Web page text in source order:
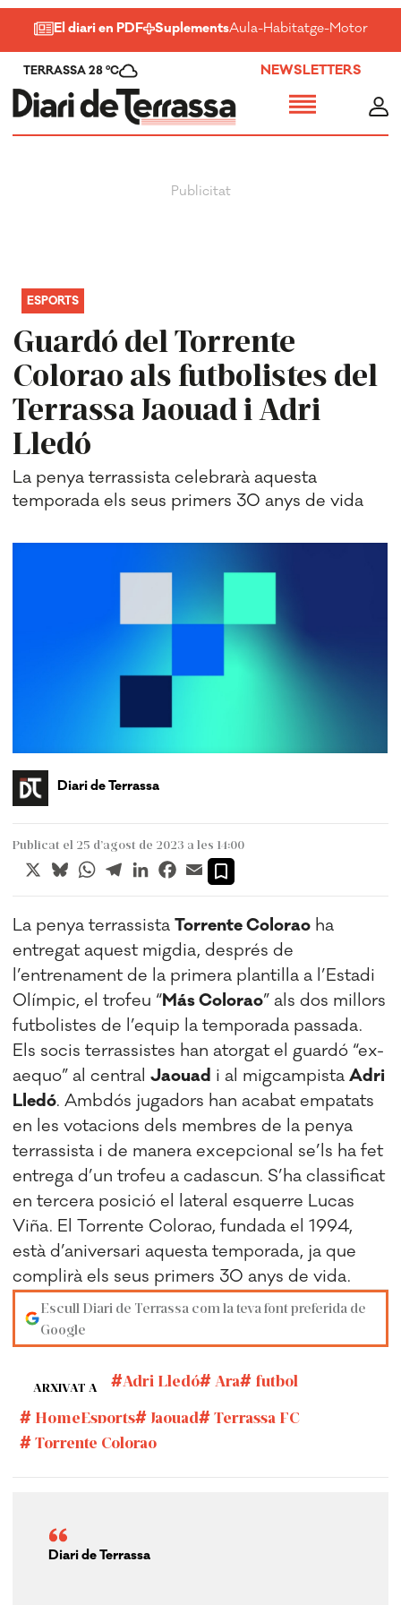
El diari en PDF SuplementsAula-Habitatge-Motor-
TERRASSA 28 ºC NEWSLETTERS
Guardó del Torrente
Colorao als futbolistes del
Terrassa Jaouad i Adri
Lledó
ESPORTS
La penya terrassista celebrarà aquesta
temporada els seus primers 30 anys de vida
Diari de Terrassa
Publicat el 25 d’agost de 2023 a les 14:00
X BlueskyWhatsApp
TelegramLinkedInFacebook
Email
La penya terrassistaTorrente Colorao ha
entregat aquest migdia, després de
l’entrenament de la primera plantilla a l’Estadi
Olímpic, el trofeu “Más Colorao” als dos millors
futbolistes de l’equip la temporada passada.
Els socis terrassistes han atorgat el guardó “ex-
aequo” al centralJaouad i al migcampistaAdri
Lledó. Ambdós jugadors han acabat empatats
en les votacions dels membres de la penya
terrassista i de manera excepcional se’ls ha fet
entrega d’un trofeu a cadascun. S’ha classificat
en tercera posició el lateral esquerre Lucas
Viña. El Torrente Colorao, fundada el 1994,
està d’aniversari aquesta temporada, ja que
complirà els seus primers 30 anys de vida.
Escull Diari de Terrassa com la teva font preferida de
Google
ARXIVAT A Adri Lledó Ara
futbol
HomeEsports
Jaouad
Terrassa FC
Torrente Colorao
Diari de Terrassa